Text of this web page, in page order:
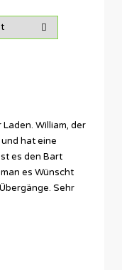
William, der
hat eine
es den Bart
es Wünscht
Sehr